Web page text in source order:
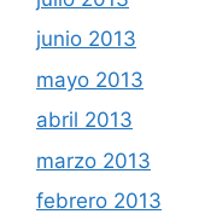
junio 2013
mayo 2013
abril 2013
marzo 2013
febrero 2013